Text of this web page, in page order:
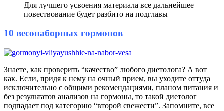
Для лучшего усвоения материала все дальнейшее
повествование будет разбито на подглавы
10 весонаборных гормонов
Знаете, как проверить “качество” любого диетолога? А вот
как. Если, придя к нему на очный прием, вы уходите оттуда
исключительно с общими рекомендациями, планом питания и
без результатов анализов на гормоны, то такой диетолог
подпадает под категорию “второй свежести”. Запомните, все